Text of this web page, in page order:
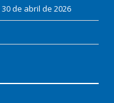
30 de abril de 2026